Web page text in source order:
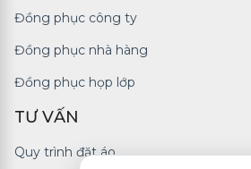
Đồng phục công ty
Đồng phục nhà hàng
Đồng phục họp lớp
TƯ VẤN
Quy trình đặt áo